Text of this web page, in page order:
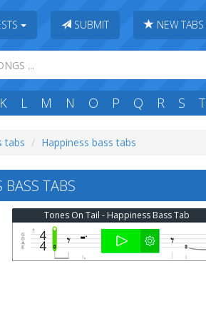
SUBMIT NEW TABS
K L M N O P Q R S T
tabs Happiness bass tabs
TABS
Tones On Tail - Happiness Bass Tab